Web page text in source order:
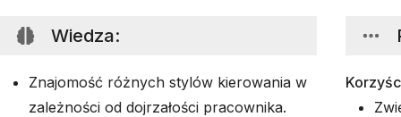
Wiedza:
Znajomość różnych stylów kierowania w
zależności od dojrzałości pracownika.